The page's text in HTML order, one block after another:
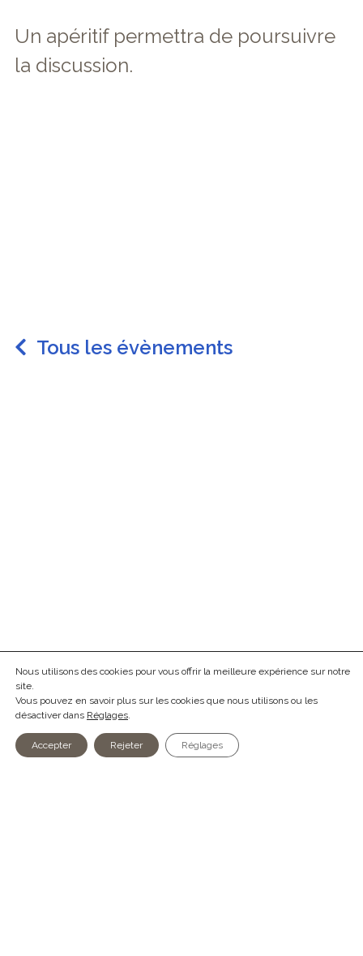
Un apéritif permettra de poursuivre
la discussion.
Tous les évènements
Nous utilisons des cookies pour vous offrir la meilleure expérience sur notre
site.
Vous pouvez en savoir plus sur les cookies que nous utilisons ou les
désactiver dans Réglages.
Accepter Rejeter Réglages